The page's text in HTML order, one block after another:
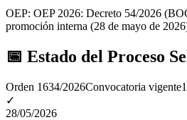
OEP: OEP 2026: Decreto 54/2026
promoción interna (28 de mayo de
📅 Estado del Proceso
Orden 1634/2026Convocatoria vigente
✓
28/05/2026